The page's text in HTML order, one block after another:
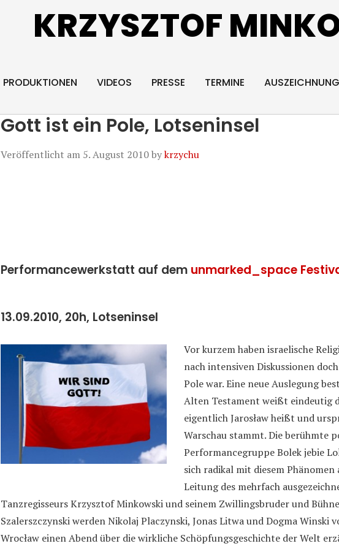
KRZYSZTOF
PRODUKTIONEN VIDEOS PRESSE TERMINE
Gott ist ein Pole, Lotseninsel
Veröffentlicht am 5. August 2010bykrzychu
Performancewerkstatt auf dem unmarked_space
13.09.2010, 20h, Lotseninsel
Vor kurzem haben israelische
nach intensiven Diskussionen
Pole war. Eine neue Auslegung
Alten Testament weißt eindeutig
eigentlich Jarosław heißt und
Warschau stammt. Die berühmte
Performancegruppe Bolek jebie
sich radikal mit diesem
Leitung des mehrfach
Tanzregisseurs Krzysztof Minkowski und seinem Zwillingsbruder und
Szalerszczynski werden Nikolaj Placzynski, Jonas Litwa und Dogma
Wrocław einen Abend über die wirkliche Schöpfungsgeschichte der Welt